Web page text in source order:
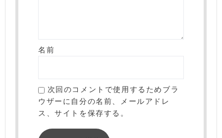
名前
次回のコメントで使用するためブラ
ウザーに自分の名前、メールアドレ
ス、サイトを保存する。